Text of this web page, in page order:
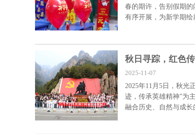
春的期许，告别假期
有序开展，为新学期
秋日寻踪，红色
2025-11-07
2025年11月5日，秋光
迹，传承英雄精神”为
融合历史、自然与成